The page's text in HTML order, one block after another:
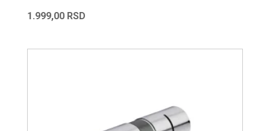
1.999,00 RSD